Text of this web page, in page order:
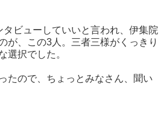
ビューしていいと言われ、伊集院
が、この3人。三者三様がくっきり
選択でした。
たので、ちょっとみなさん、聞い